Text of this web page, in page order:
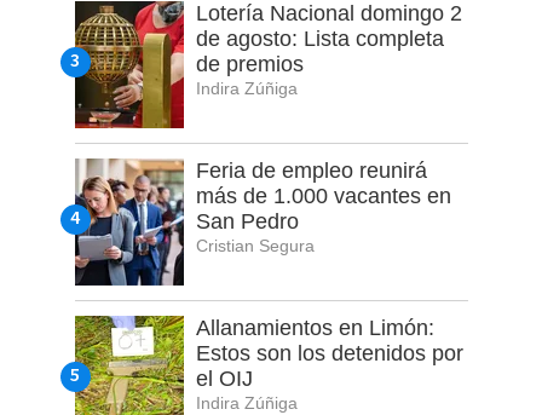
Lotería Nacional domingo 2
de agosto: Lista completa
de premios
Indira Zúñiga
Feria de empleo reunirá
más de 1.000 vacantes en
San Pedro
Cristian Segura
Allanamientos en Limón:
Estos son los detenidos por
el OIJ
Indira Zúñiga